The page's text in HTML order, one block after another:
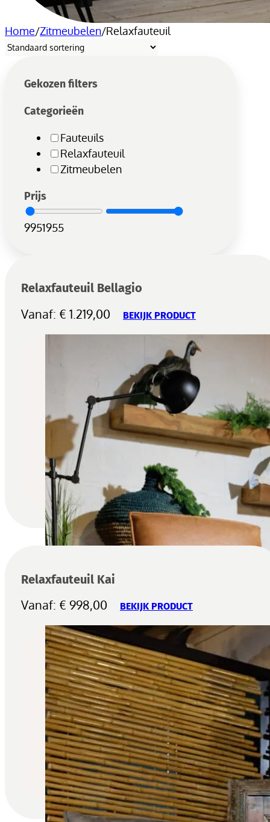
Home/Zitmeubelen/Relaxfauteuil
Gekozen filters
Categorieën
Fauteuils
Relaxfauteuil
Zitmeubelen
Prijs
9951955
Relaxfauteuil Bellagio
Vanaf: € 1.219,00 BEKIJK PRODUCT
Relaxfauteuil Kai
Vanaf: € 998,00 BEKIJK PRODUCT